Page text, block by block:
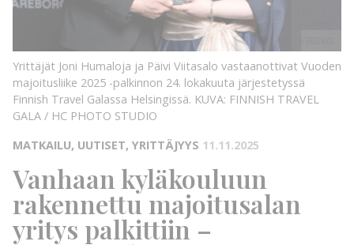
Yrittäjät Joni Humaloja ja Päivi Viitasalo vastaanottivat Vuoden
majoitusliike 2025 -palkinnon 24. lokakuuta järjestetyssä
Finnish Travel Galassa Helsingissä. KUVA: FINNISH TRAVEL
GALA / HC PHOTO STUDIO
MATKAILU, UUTISET, YRITTÄJYYS 11.11.2025
Vanhaan kyläkouluun
rakennettu majoitusalan
yritys palkittiin –